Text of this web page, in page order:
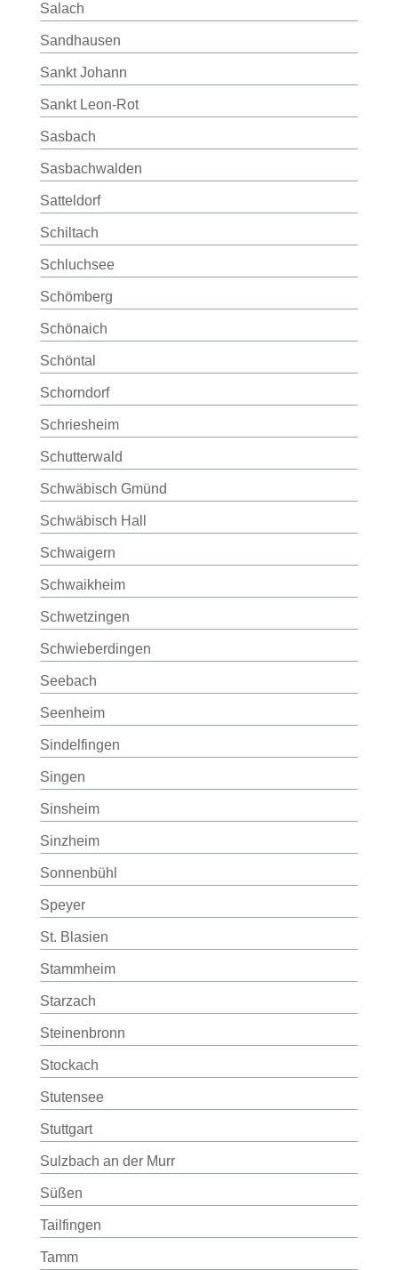
Salach
Sandhausen
Sankt Johann
Sankt Leon-Rot
Sasbach
Sasbachwalden
Satteldorf
Schiltach
Schluchsee
Schömberg
Schönaich
Schöntal
Schorndorf
Schriesheim
Schutterwald
Schwäbisch Gmünd
Schwäbisch Hall
Schwaigern
Schwaikheim
Schwetzingen
Schwieberdingen
Seebach
Seenheim
Sindelfingen
Singen
Sinsheim
Sinzheim
Sonnenbühl
Speyer
St. Blasien
Stammheim
Starzach
Steinenbronn
Stockach
Stutensee
Stuttgart
Sulzbach an der Murr
Süßen
Tailfingen
Tamm